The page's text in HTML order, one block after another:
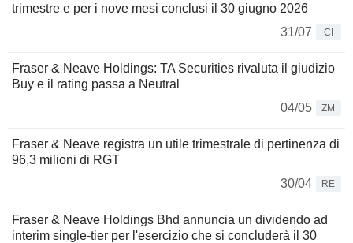
trimestre e per i nove mesi conclusi il 30 giugno 2026
31/07
CI
Fraser & Neave Holdings: TA Securities rivaluta il giudizio
Buy e il rating passa a Neutral
04/05
ZM
Fraser & Neave registra un utile trimestrale di pertinenza di
96,3 milioni di RGT
30/04
RE
Fraser & Neave Holdings Bhd annuncia un dividendo ad
interim single-tier per l'esercizio che si concluderà il 30